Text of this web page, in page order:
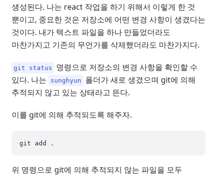
생성된다. 나는 react 작업을 하기 위해서 이렇게 한 것
뿐이고, 중요한 것은 저장소에 어떤 변경 사항이 생겼다는
것이다. 내가 텍스트 파일을 하나 만들었더라도
마찬가지고 기존의 무언가를 삭제했더라도 마찬가지다.
git status
명령으로 저장소의 변경 사항을 확인할 수
있다. 나는
sunghyun
폴더가 새로 생겼으며 git에 의해
추적되지 않고 있는 상태라고 뜬다.
이를 git에 의해 추적되도록 해주자.
위 명령으로 git에 의해 추적되지 않는 파일을 모두